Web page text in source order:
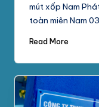
mút xốp Nam
toàn miên Nam
Read More